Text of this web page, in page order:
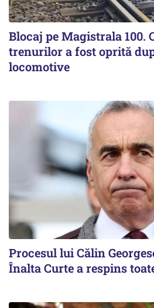
Blocaj pe Magistrala 100.
trenurilor a fost oprită
locomotive
Procesul lui Călin
Înalta Curte a respins